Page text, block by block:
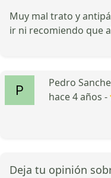
Muy mal trato y
ir ni recomiendo que
Pedro
hace 4 años -
Deja tu opinión